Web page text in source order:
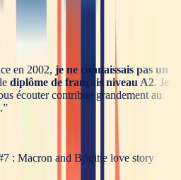
en 2002, je ne connaissais pas un
diplôme de français niveau A2. Je
écouter contribue grandement au
”
: Macron and Brigitte love story